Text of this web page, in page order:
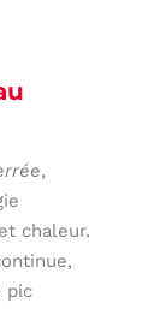
,
chaleur.
pic